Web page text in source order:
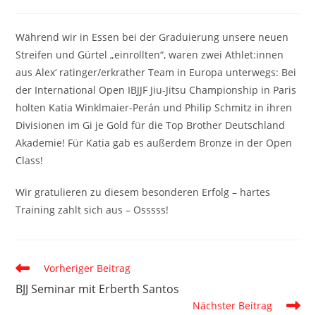
Während wir in Essen bei der Graduierung unsere neuen
Streifen und Gürtel „einrollten“, waren zwei Athlet:innen
aus Alex‘ ratinger/erkrather Team in Europa unterwegs: Bei
der International Open IBJJF Jiu-Jitsu Championship in Paris
holten Katia Winklmaier-Perán und Philip Schmitz in ihren
Divisionen im Gi je Gold für die Top Brother Deutschland
Akademie! Für Katia gab es außerdem Bronze in der Open
Class!
Wir gratulieren zu diesem besonderen Erfolg – hartes
Training zahlt sich aus – Osssss!
Weitere
ansehen
Vorheriger Beitrag
BJJ Seminar mit Erberth Santos
Nächster Beitrag